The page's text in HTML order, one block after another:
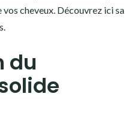
cheveux. Découvrez ici sa
du